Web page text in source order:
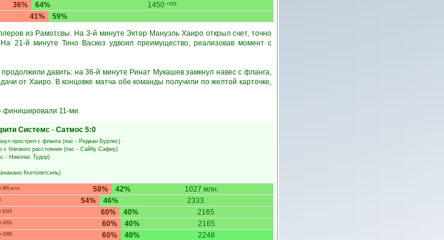
36% 64% 1450+619
41%
59%
из Рамотсвы. На 3-й минуте Эктор Мануэль Хаиро открыл счет, точно
21-й минуте Тино Васкез удвоил преимущество, реализовав момент с
давить: на 36-й минуте Ринат Мукашев замкнул навес с фланга,
от Хаиро. В концовке матча обе команды получили по желтой карточке,
финишировали 11-ми.
Системс- Сатмос 5:0
прострел с фланга (пас - Редван Бурлес)
с близкого расстояния (пас - Сайбу Сафиу)
- Николас Тудор)
Кхетолетсиль)
58%
млн. 42% 1027 млн.
54% 46% 2333
60% 40% 2165
60%
+1051 40% 2165
60%
+1095 40% 2248